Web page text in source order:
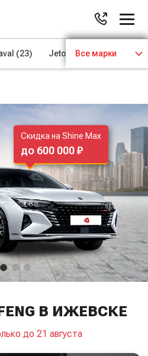
(23) Jetour (8) Kaiyi (4)
Все марки
В ИЖЕВСКЕ
до 21 августа
Скидка на Shine Max
до 600 000 ₽